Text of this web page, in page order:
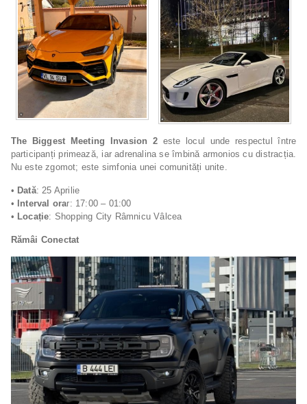
The Biggest Meeting Invasion 2 este locul unde respectul între
participanți primează, iar adrenalina se îmbină armonios cu distracția.
Nu este zgomot; este simfonia unei comunități unite.
• Dată: 25 Aprilie
•
Interval orar: 17:00 – 01:00
• Locație: Shopping City Râmnicu Vâlcea
Rămâi Conectat